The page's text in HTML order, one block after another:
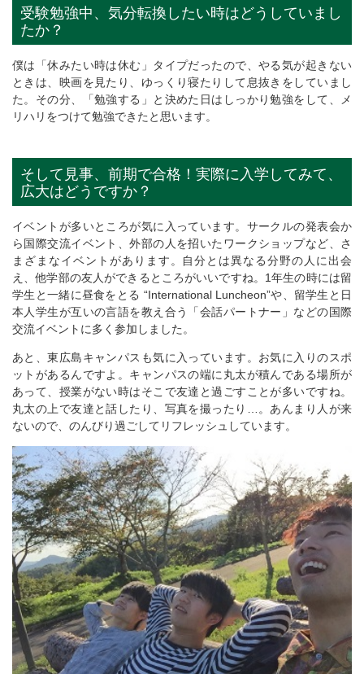
受験勉強中、気分転換したい時はどうしていまし
たか？
僕は「休みたい時は休む」タイプだったので、やる気が起きない
ときは、映画を見たり、ゆっくり寝たりして息抜きをしていまし
た。その分、「勉強する」と決めた日はしっかり勉強をして、メ
リハリをつけて勉強できたと思います。
そして見事、前期で合格！実際に入学してみて、
広大はどうですか？
イベントが多いところが気に入っています。サークルの発表会か
ら国際交流イベント、外部の人を招いたワークショップなど、さ
まざまなイベントがあります。自分とは異なる分野の人に出会
え、他学部の友人ができるところがいいですね。1年生の時には留
学生と一緒に昼食をとる “International Luncheon”や、留学生と日
本人学生が互いの言語を教え合う「会話パートナー」などの国際
交流イベントに多く参加しました。
あと、東広島キャンパスも気に入っています。お気に入りのスポ
ットがあるんですよ。キャンパスの端に丸太が積んである場所が
あって、授業がない時はそこで友達と過ごすことが多いですね。
丸太の上で友達と話したり、写真を撮ったり…。あんまり人が来
ないので、のんびり過ごしてリフレッシュしています。